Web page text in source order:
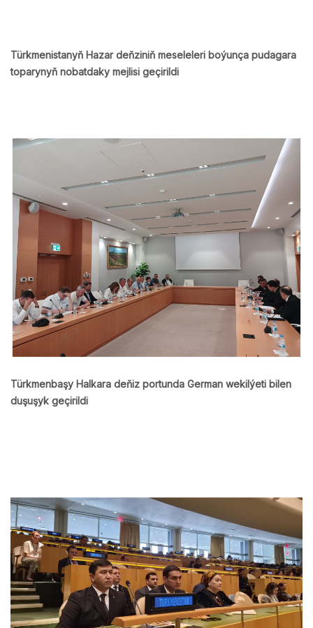
Türkmenistanyň Hazar deňziniň meseleleri boýunça pudagara
toparynyň nobatdaky mejlisi geçirildi
Türkmenbaşy Halkara deňiz portunda German wekilýeti bilen
duşuşyk geçirildi